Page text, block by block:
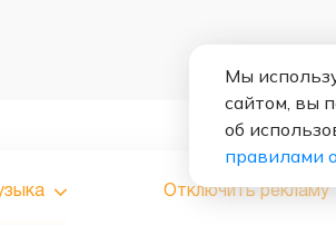
Отключить рекламу
Мы
сайтом, вы
об
правилами